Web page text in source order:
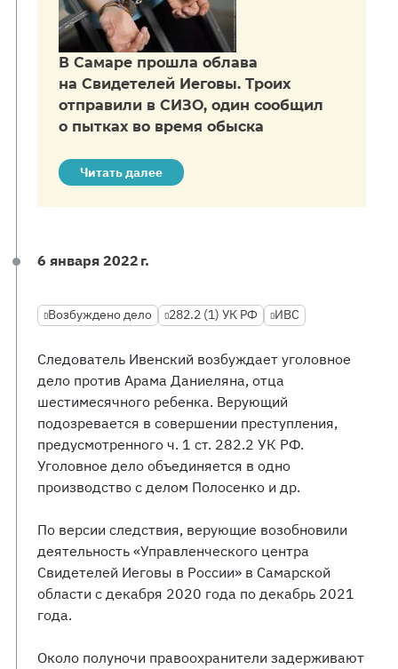
В Самаре прошла облава
на Свидетелей Иеговы. Троих
отправили в СИЗО, один сообщил
о пытках во время обыска
Читать далее
6 января 2022 г.
Возбуждено дело 282.2 (1) УК РФ ИВС
Следователь Ивенский возбуждает уголовное
дело против Арама Даниеляна, отца
шестимесячного ребенка. Верующий
подозревается в совершении преступления,
предусмотренного ч. 1 ст. 282.2 УК РФ.
Уголовное дело объединяется в одно
производство с делом Полосенко и др.
По версии следствия, верующие возобновили
деятельность «Управленческого центра
Свидетелей Иеговы в России» в Самарской
области с декабря 2020 года по декабрь 2021
года.
Около полуночи правоохранители задерживают